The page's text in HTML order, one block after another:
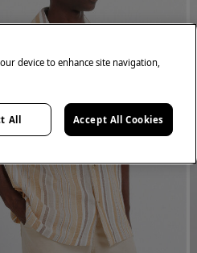
device to enhance site navigation,
All Accept All Cookies